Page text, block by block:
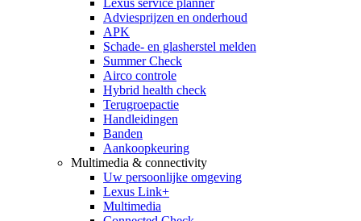
Adviesprijzen en onderhoud
APK
Schade- en glasherstel melden
Summer Check
Airco controle
Hybrid health check
Terugroepactie
Handleidingen
Banden
Aankoopkeuring
Multimedia & connectivity
Uw persoonlijke omgeving
Lexus Link+
Multimedia